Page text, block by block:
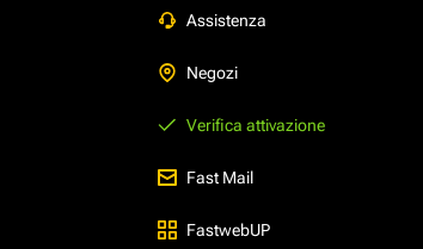
Assistenza
Negozi
Verifica attivazione
Fast Mail
FastwebUP